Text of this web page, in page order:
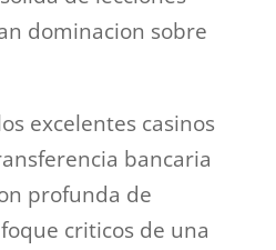
dominacion sobre
excelentes casinos
bancaria
profunda de
criticos de una